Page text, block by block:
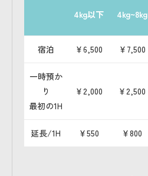
4kg以下 4kg~8kg
宿泊 ￥6,500 ￥7,500
一時預か
り
最初の1H
￥2,000 ￥2,500
延長/1H ￥550 ￥800